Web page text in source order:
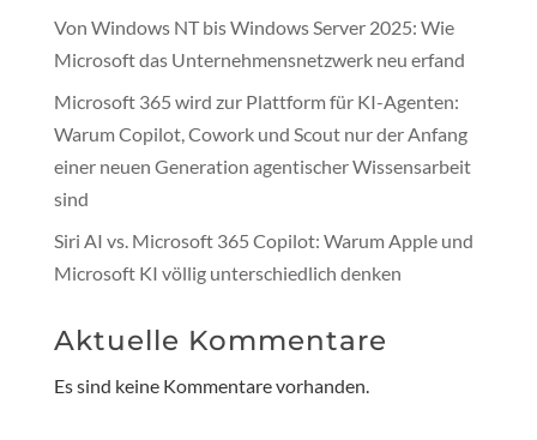
Von Windows NT bis Windows Server 2025: Wie
Microsoft das Unternehmensnetzwerk neu erfand
Microsoft 365 wird zur Plattform für KI-Agenten:
Warum Copilot, Cowork und Scout nur der Anfang
einer neuen Generation agentischer Wissensarbeit
sind
Siri AI vs. Microsoft 365 Copilot: Warum Apple und
Microsoft KI völlig unterschiedlich denken
Aktuelle Kommentare
Es sind keine Kommentare vorhanden.